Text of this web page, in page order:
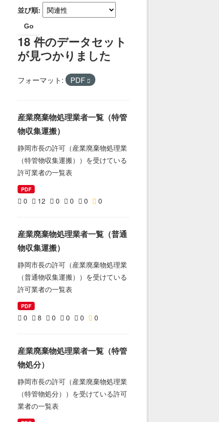
並び順
Go
18 件のデータセット
が見つかりました
フォーマット: PDF
産業廃棄物処理業者一覧（特管
物収集運搬）
静岡市長の許可（産業廃棄物処理業
（特管物収集運搬））を受けている
許可業者の一覧表
PDF
0 12 0 0 0 0
産業廃棄物処理業者一覧（普通
物収集運搬）
静岡市長の許可（産業廃棄物処理業
（普通物収集運搬））を受けている
許可業者の一覧表
PDF
0 8 0 0 0 0
産業廃棄物処理業者一覧（特管
物処分）
静岡市長の許可（産業廃棄物処理業
（特管物処分））を受けている許可
業者の一覧表